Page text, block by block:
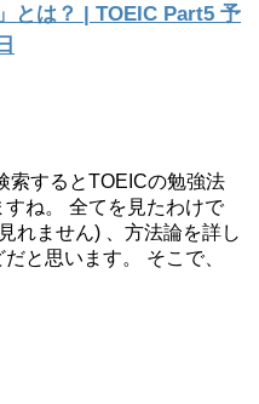
とは？ | TOEIC Part5 予
索するとTOEICの勉強法
ね。 全てを見たわけで
れません) 、方法論を詳し
と思います。 そこで、